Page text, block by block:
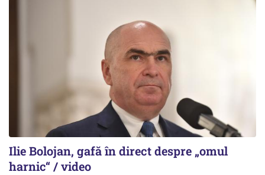
Ilie Bolojan, gafă în direct despre „omul
harnic“ / video